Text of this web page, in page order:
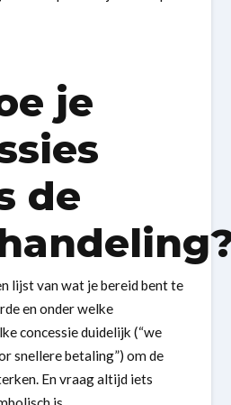
je
de
lijst van wat je bereid bent te
en onder welke
concessie duidelijk (“we
snellere betaling”) om de
En vraag altijd iets